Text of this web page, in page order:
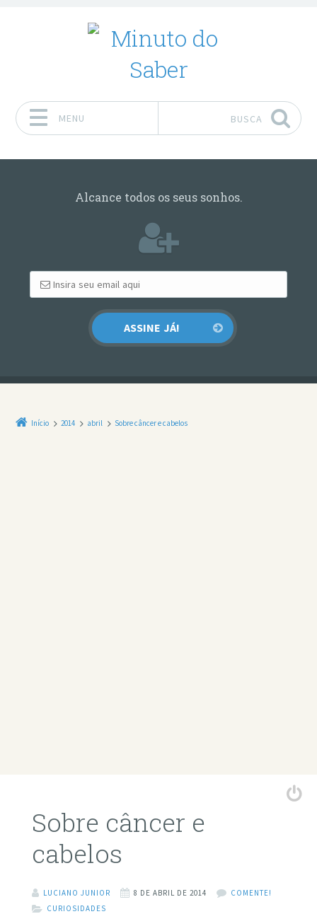
MENU BUSCA
Alcance todos os seus sonhos.
Início 2014 abril Sobre câncer e cabelos
Sobre câncer e
cabelos
LUCIANO JUNIOR 8 DE ABRIL DE 2014
COMENTE!
CURIOSIDADES